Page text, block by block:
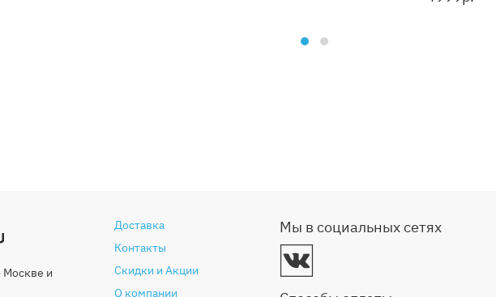
Москве и
Доставка
Контакты
Скидки и Акции
О компании
Мы в социальных сетях